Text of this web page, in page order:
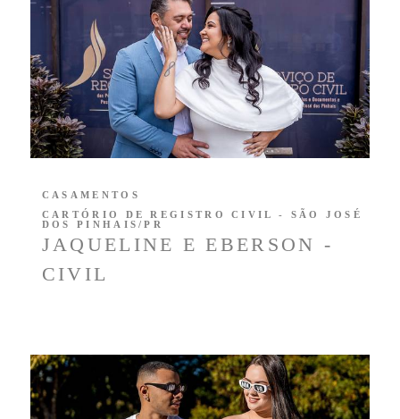
JAQUELINE E EBERSON -
CIVIL
CASAMENTOS
CARTÓRIO DE REGISTRO CIVIL - SÃO JOSÉ
DOS PINHAIS/PR